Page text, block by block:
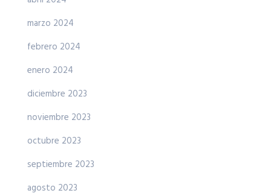
marzo 2024
febrero 2024
enero 2024
diciembre 2023
noviembre 2023
octubre 2023
septiembre 2023
agosto 2023